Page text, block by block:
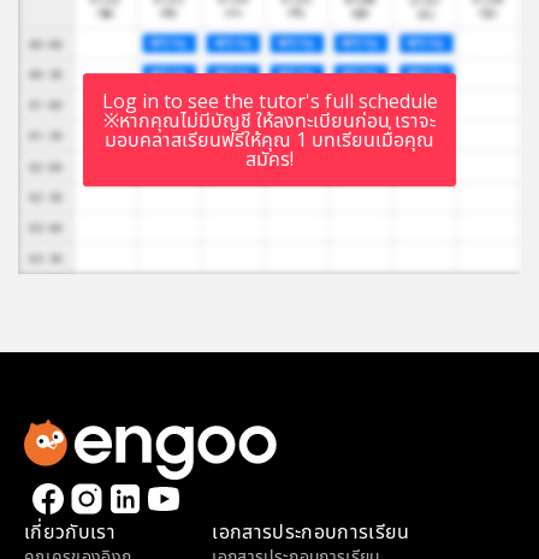
Log in to see the tutor's full schedule
※หากคุณไม่มีบัญชี ให้ลงทะเบียนก่อน เราจะ
มอบคลาสเรียนฟรีให้คุณ 1 บทเรียนเมื่อคุณ
สมัคร!
เกี่ยวกับเรา เอกสารประกอบการเรียน